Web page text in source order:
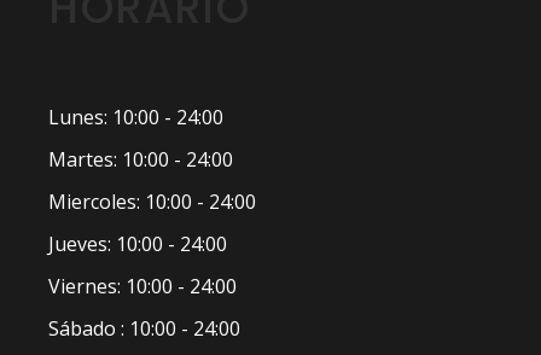
Lunes: 10:00 - 24:00
Martes: 10:00 - 24:00
Miercoles: 10:00 - 24:00
Jueves: 10:00 - 24:00
Viernes: 10:00 - 24:00
Sábado : 10:00 - 24:00